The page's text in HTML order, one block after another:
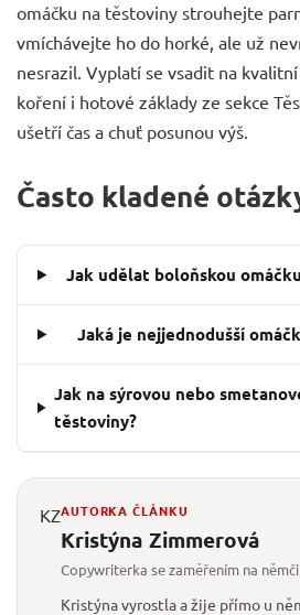
omáčku na těstoviny strouhejte
vmíchávejte ho do horké, ale už
nesrazil. Vyplatí se vsadit na
koření i hotové základy ze sekce
ušetří čas a chuť posunou výš.
Často kladené
Jak udělat boloňskou
Jaká je nejjednodušší
Jak na sýrovou nebo
těstoviny?
KZAUTORKA ČLÁNKU
Kristýna Zimmerová
Copywriterka se zaměřením na
Kristýna vyrostla a žije přímo u